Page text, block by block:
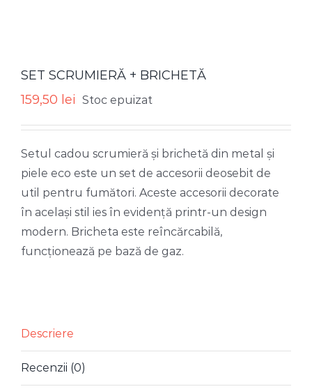
SET SCRUMIERĂ + BRICHETĂ
159,50 lei Stoc epuizat
Setul cadou scrumieră și brichetă din metal și
piele eco este un set de accesorii deosebit de
util pentru fumători. Aceste accesorii decorate
în același stil ies în evidență printr-un design
modern. Bricheta este reîncărcabilă,
funcționează pe bază de gaz.
Descriere
Recenzii (0)